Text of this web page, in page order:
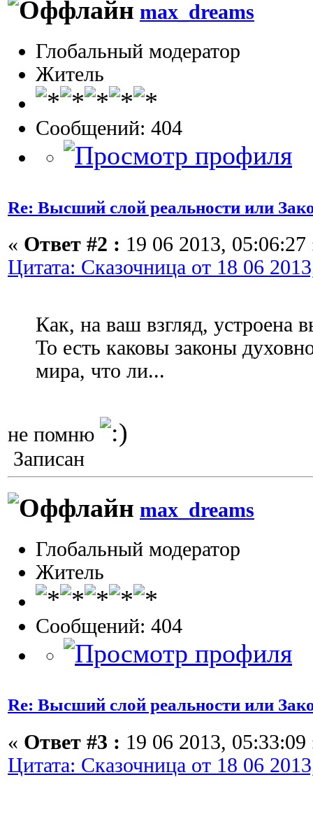
max_dreams
Глобальный модератор
Житель
Сообщений: 404
Re: Высший слой реальности или
« Ответ #2 : 19 06 2013, 05:06:27
Цитата: Сказочница от 18 06
Как, на ваш взгляд, устроена
То есть каковы законы
мира, что ли...
не помню
Записан
max_dreams
Глобальный модератор
Житель
Сообщений: 404
Re: Высший слой реальности или
« Ответ #3 : 19 06 2013, 05:33:09
Цитата: Сказочница от 18 06